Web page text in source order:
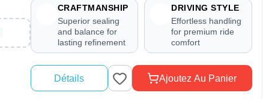
CRAFTMANSHIP
Superior sealing
and balance for
lasting refinement
DRIVING STYLE
Effortless handling
for premium ride
comfort
Détails Ajoutez Au Panier